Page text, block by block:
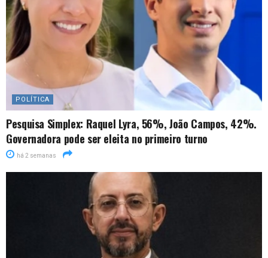
POLÍTICA
Pesquisa Simplex: Raquel Lyra, 56%, João Campos, 42%.
Governadora pode ser eleita no primeiro turno
há 2 semanas